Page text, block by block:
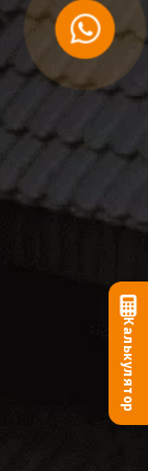
Калькулятор